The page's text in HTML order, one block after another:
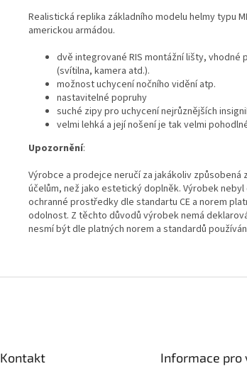
Realistická replika základního modelu helmy typu
americkou armádou.
dvě integrované RIS montážní lišty,
(svítilna, kamera atd.).
možnost uchycení nočního vidění atp.
nastavitelné popruhy
suché zipy pro uchycení nejrůznějších
velmi lehká a její nošení je tak velmi
Upozornění:
Výrobce a prodejce neručí za jakákoliv způsobená
účelům, než jako estetický doplněk. Výrobek nebyl
ochranné prostředky dle standartu CE a norem
odolnost. Z těchto důvodů výrobek nemá
nesmí být dle platných norem a standardů
Kontakt Informace pro